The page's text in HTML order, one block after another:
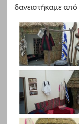
δανειστήκαμε